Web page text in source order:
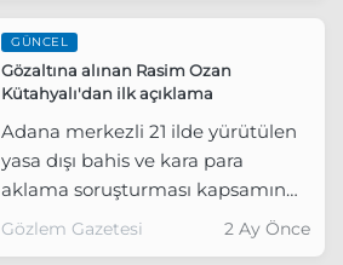
GÜNCEL
Gözaltına alınan Rasim Ozan
Kütahyalı'dan ilk açıklama
Adana merkezli 21 ilde yürütülen
yasa dışı bahis ve kara para
aklama soruşturması kapsamında
gözaltına alınan gazeteci Rasim
Gözlem Gazetesi 2 Ay Önce